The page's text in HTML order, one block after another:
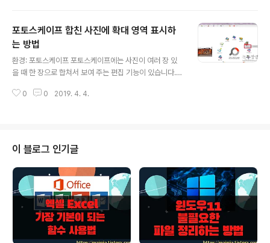
니다. ▼ 먼저 포토스케이프를 실행하면 메인 페이지와 상
단 탭에 [사진 편집]이라고 있습니다. 둘 중에 하나를 클릭
해서 해당 페이지로 이동합니다. ▼ 왼쪽 탐색기 화면에서
편집할 사진이 있는 곳으로 이동합니다. 그리고 더블 클릭
하거나 마우스로 드래그해서 오른쪽 화면에 사진을 추가해
줍니다. ▼ 편집과 관련된 도구들은 화면 하단에 있습니다.
포토스케이프 합친 사진에 확대 영역 표시하
는 방법
환경: 포토스케이프 포토스케이프에는 사진이 여러 장 있
을 때 한 장으로 합쳐서 보여 주는 편집 기능이 있습니다.
를 확대 시켜야 되는 경우가 있습니다. 포토스케이프에는
다. 넓은 화면을 담다 보면 특정 부위에 영역이 작아 져서
설명하기 힘든 경우가 있습니다. 예를 들어 엑셀에서 수식
부분이 작게 나올 때 확대 화면이 필요한 경우겠죠. 먼저 사
진 합치기를 위해서는 포토스케이프 메인 화면에서 [페이
지] 아이콘을 클릭해야 합니다. ▼ 페이지 설정 화면으로
가시면 왼쪽에 사진을 합칠 ..
0 0 2019. 4. 4.
이 블로그 인기글